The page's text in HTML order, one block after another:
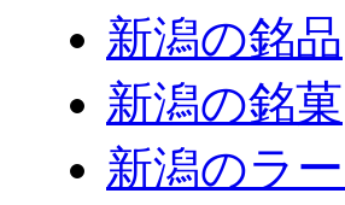
新潟の銘品
新潟の銘菓
新潟のラ